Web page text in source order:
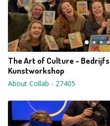
The Art of Culture -
Kunstworkshop
About Collab - 27405